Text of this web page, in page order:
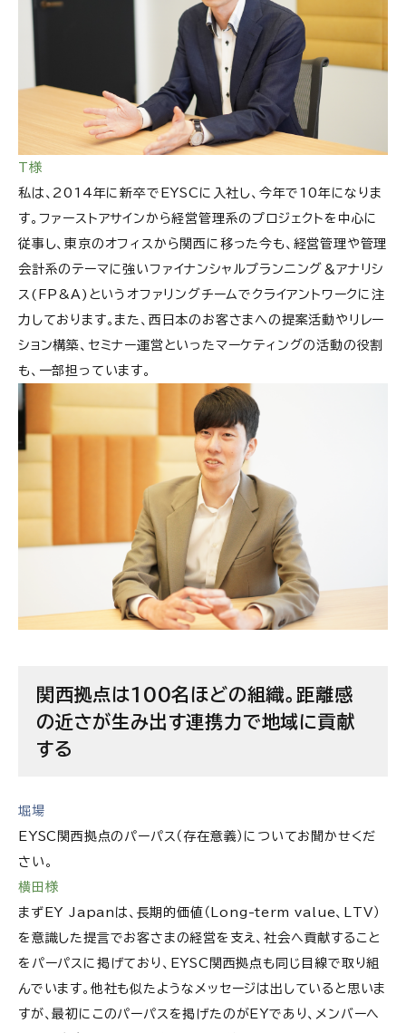
T様
私は、2014年に新卒でEYSCに入社し、今年で10年になりま
す。ファーストアサインから経営管理系のプロジェクトを中心に
従事し、東京のオフィスから関西に移った今も、経営管理や管理
会計系のテーマに強いファイナンシャルプランニング＆アナリシ
ス(FP&A)というオファリングチームでクライアントワークに注
力しております。また、西日本のお客さまへの提案活動やリレー
ション構築、セミナー運営といったマーケティングの活動の役割
も、一部担っています。
関西拠点は100名ほどの組織。距離感
の近さが生み出す連携力で地域に貢献
する
堀場
EYSC関西拠点のパーパス（存在意義）についてお聞かせくだ
さい。
横田様
まずEY Japanは、長期的価値（Long-term value、LTV）
を意識した提言でお客さまの経営を支え、社会へ貢献すること
をパーパスに掲げており、EYSC関西拠点も同じ目線で取り組
んでいます。他社も似たようなメッセージは出していると思いま
すが、最初にこのパーパスを掲げたのがEYであり、メンバーへ